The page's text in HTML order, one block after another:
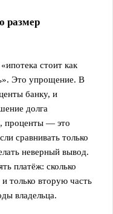
размер
стоит как
Это упрощение. В
банку, и
долга
проценты — это
сравнивать только
неверный вывод.
платёж: сколько
только вторую часть
владельца.